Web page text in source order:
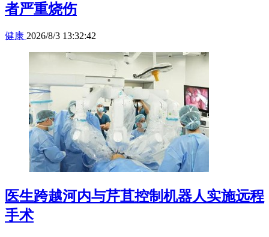
者严重烧伤
健康 2026/8/3 13:32:42
医生跨越河内与芹苴控制机器人实施远程
手术